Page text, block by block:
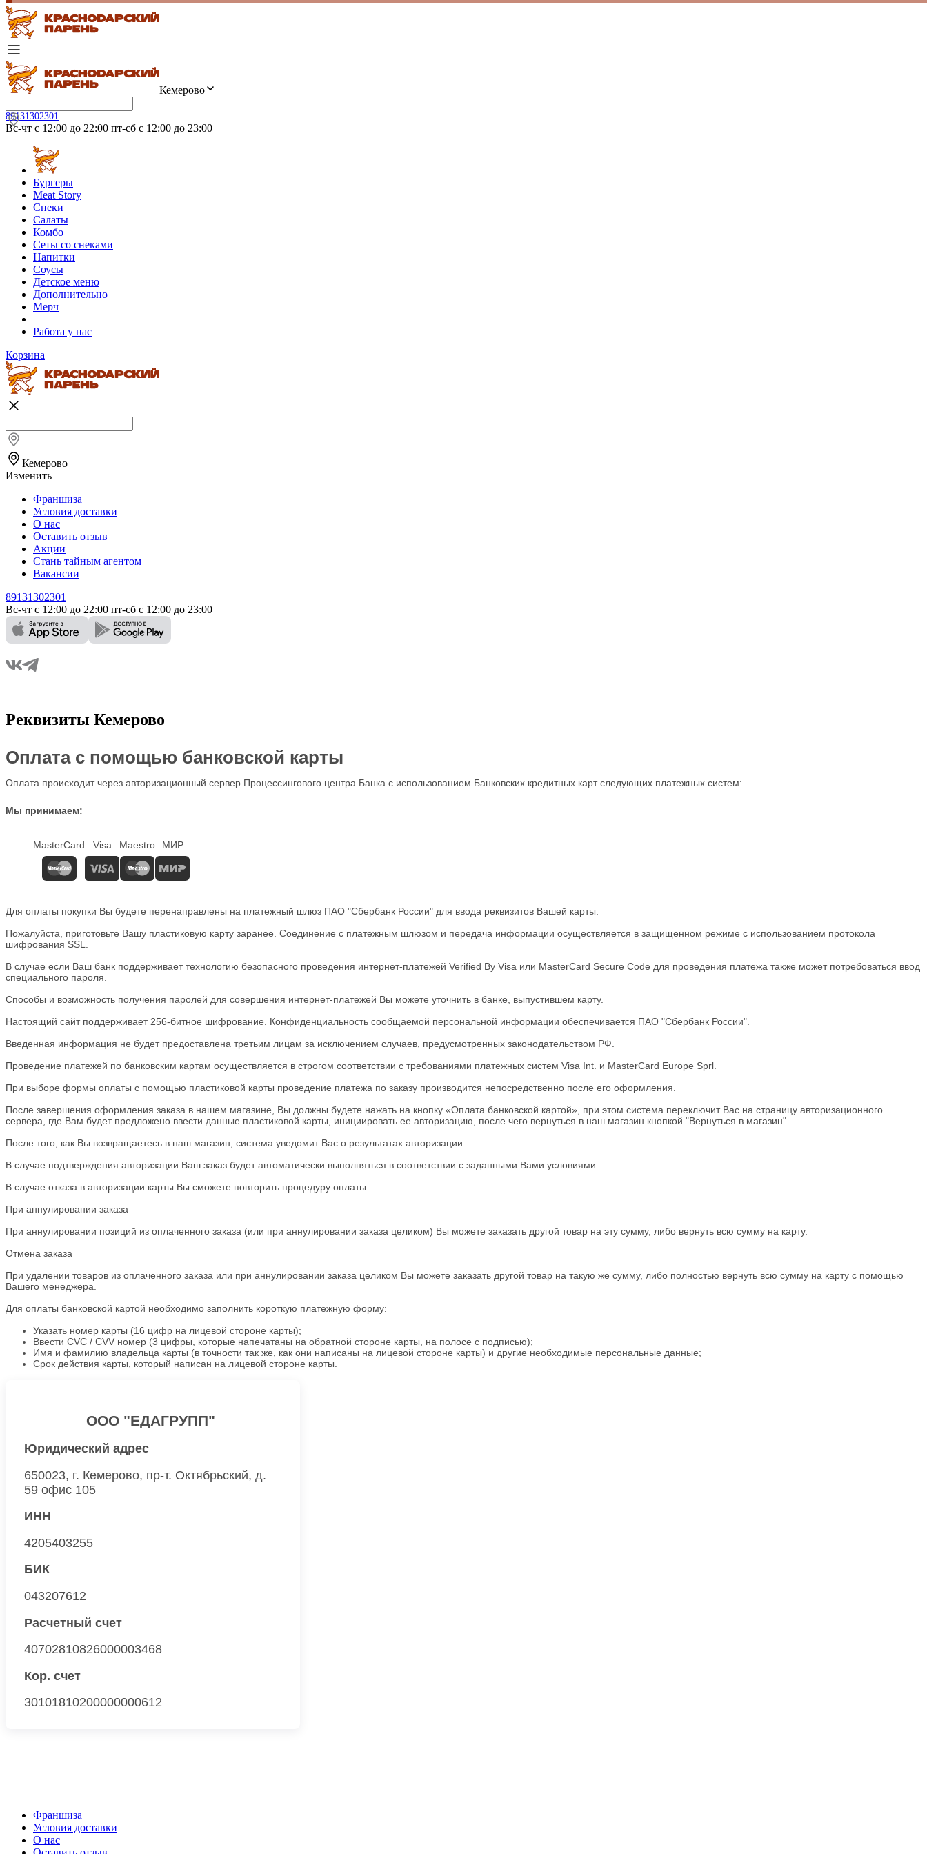
Кемерово
89131302301
Вс-чт с 12:00 до 22:00 пт-сб с 12:00 до 23:00
Бургеры
Meat Story
Снеки
Салаты
Комбо
Сеты со снеками
Напитки
Соусы
Детское меню
Дополнительно
Мерч
Работа у нас
Корзина
Кемерово
Изменить
Франшиза
Условия доставки
О нас
Оставить отзыв
Акции
Стань тайным агентом
Вакансии
89131302301
Вс-чт с 12:00 до 22:00 пт-сб с 12:00 до 23:00
Реквизиты Кемерово
Оплата с помощью банковской карты
Оплата происходит через авторизационный сервер Процессингового центра Банка с использованием Банковских кредитных карт следующих платежных систем:
Мы принимаем:
MasterCard Visa Maestro МИР
Для оплаты покупки Вы будете перенаправлены на платежный шлюз ПАО "Сбербанк России" для ввода реквизитов Вашей карты.
Пожалуйста, приготовьте Вашу пластиковую карту заранее. Соединение с платежным шлюзом и передача информации осуществляется в защищенном режиме с использованием протокола
шифрования SSL.
В случае если Ваш банк поддерживает технологию безопасного проведения интернет-платежей Verified By Visa или MasterCard Secure Code для проведения платежа также может потребоваться ввод
специального пароля.
Способы и возможность получения паролей для совершения интернет-платежей Вы можете уточнить в банке, выпустившем карту.
Настоящий сайт поддерживает 256-битное шифрование. Конфиденциальность сообщаемой персональной информации обеспечивается ПАО "Сбербанк России".
Введенная информация не будет предоставлена третьим лицам за исключением случаев, предусмотренных законодательством РФ.
Проведение платежей по банковским картам осуществляется в строгом соответствии с требованиями платежных систем Visa Int. и MasterCard Europe Sprl.
При выборе формы оплаты с помощью пластиковой карты проведение платежа по заказу производится непосредственно после его оформления.
После завершения оформления заказа в нашем магазине, Вы должны будете нажать на кнопку «Оплата банковской картой», при этом система переключит Вас на страницу авторизационного
сервера, где Вам будет предложено ввести данные пластиковой карты, инициировать ее авторизацию, после чего вернуться в наш магазин кнопкой "Вернуться в магазин".
После того, как Вы возвращаетесь в наш магазин, система уведомит Вас о результатах авторизации.
В случае подтверждения авторизации Ваш заказ будет автоматически выполняться в соответствии с заданными Вами условиями.
В случае отказа в авторизации карты Вы сможете повторить процедуру оплаты.
При аннулировании заказа
При аннулировании позиций из оплаченного заказа (или при аннулировании заказа целиком) Вы можете заказать другой товар на эту сумму, либо вернуть всю сумму на карту.
Отмена заказа
При удалении товаров из оплаченного заказа или при аннулировании заказа целиком Вы можете заказать другой товар на такую же сумму, либо полностью вернуть всю сумму на карту с помощью
Вашего менеджера.
Для оплаты банковской картой необходимо заполнить короткую платежную форму:
Указать номер карты (16 цифр на лицевой стороне карты);
Ввести CVC / CVV номер (3 цифры, которые напечатаны на обратной стороне карты, на полосе с подписью);
Имя и фамилию владельца карты (в точности так же, как они написаны на лицевой стороне карты) и другие необходимые персональные данные;
Срок действия карты, который написан на лицевой стороне карты.
ООО "ЕДАГРУПП"
Юридический адрес
650023, г. Кемерово, пр-т. Октябрьский, д.
59 офис 105
ИНН
4205403255
БИК
043207612
Расчетный счет
40702810826000003468
Кор. счет
30101810200000000612
Франшиза
Условия доставки
О нас